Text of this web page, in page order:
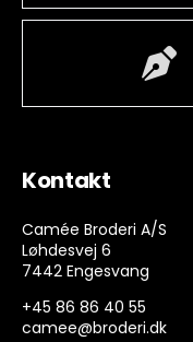
Kontakt
Camée Broderi A/S
Løhdesvej 6
7442 Engesvang
+45 86 86 40 55
camee@broderi.dk